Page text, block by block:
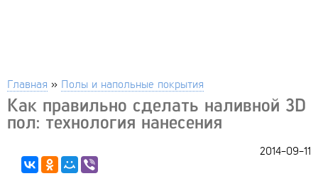
Главная » Полы и напольные покрытия
Как правильно сделать наливной 3D
пол: технология нанесения
2014-09-11